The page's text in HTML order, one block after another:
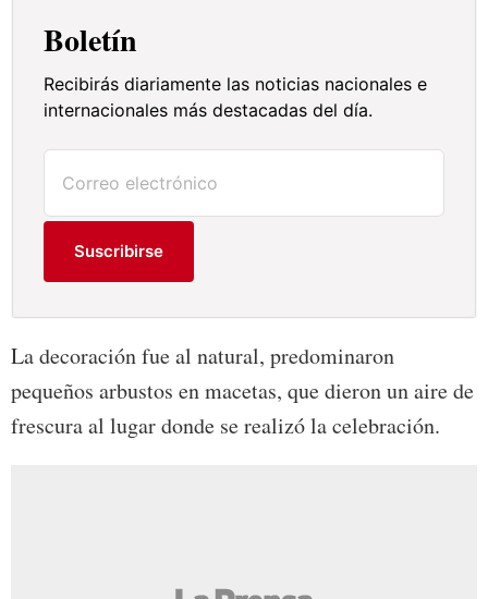
Boletín
Recibirás diariamente las noticias nacionales e
internacionales más destacadas del día.
Suscribirse
La decoración fue al natural, predominaron
pequeños arbustos en macetas, que dieron un aire de
frescura al lugar donde se realizó la celebración.